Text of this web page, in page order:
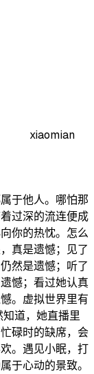
xiaomian
于他人。哪怕那
过深的流连便成
你的热忱。怎么
真是遗憾；见了
然是遗憾；听了
憾；看过她认真
。虚拟世界里有
道，她直播里
碌时的缺席，会
。遇见小眠，打
于心动的景致。